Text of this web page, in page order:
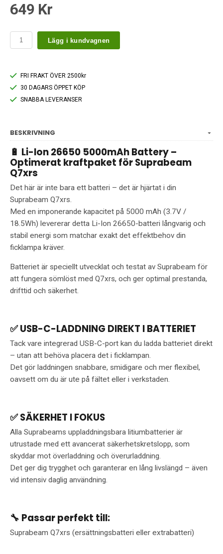
649 Kr
Lägg i kundvagnen
FRI FRAKT ÖVER 2500kr
30 DAGARS ÖPPET KÖP
SNABBA LEVERANSER
BESKRIVNING
🔋 Li-Ion 26650 5000mAh Battery –
Optimerat kraftpaket för Suprabeam
Q7xrs
Det här är inte bara ett batteri – det är hjärtat i din
Suprabeam Q7xrs.
Med en imponerande kapacitet på 5000 mAh (3.7V /
18.5Wh) levererar detta Li-Ion 26650-batteri långvarig och
stabil energi som matchar exakt det effektbehov din
ficklampa kräver.
Batteriet är speciellt utvecklat och testat av Suprabeam för
att fungera sömlöst med Q7xrs, och ger optimal prestanda,
drifttid och säkerhet.
✅ USB-C-LADDNING DIREKT I BATTERIET
Tack vare integrerad USB-C-port kan du ladda batteriet direkt
– utan att behöva placera det i ficklampan.
Det gör laddningen snabbare, smidigare och mer flexibel,
oavsett om du är ute på fältet eller i verkstaden.
✅ SÄKERHET I FOKUS
Alla Suprabeams uppladdningsbara litiumbatterier är
utrustade med ett avancerat säkerhetskretslopp, som
skyddar mot överladdning och överurladdning.
Det ger dig trygghet och garanterar en lång livslängd – även
vid intensiv daglig användning.
🔧 Passar perfekt till:
Suprabeam Q7xrs (ersättningsbatteri eller extrabatteri)